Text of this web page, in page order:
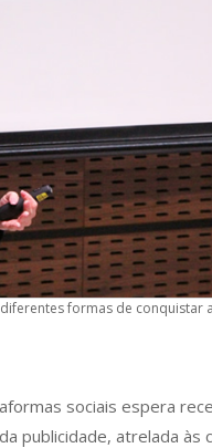
formas de conquistar
sociais espera
publicidade, atrelada às